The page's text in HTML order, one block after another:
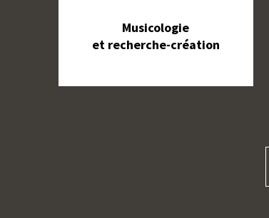
Musicologie
et recherche-création